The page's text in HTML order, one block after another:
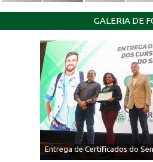
GALERIA DE
Entrega de Certificados do